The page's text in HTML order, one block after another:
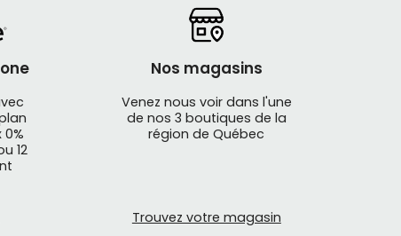
12
Nos magasins
Venez nous voir dans l'une
de nos 3 boutiques de la
région de Québec
Trouvez votre magasin